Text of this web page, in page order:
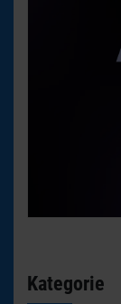
Kategorie